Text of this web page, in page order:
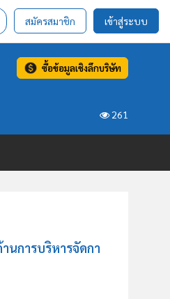
สมัครสมาชิก เข้าสู่ระบบ
ซื้อข้อมูลเชิงลึกบริษัท
261
นการบริหารจัดกา